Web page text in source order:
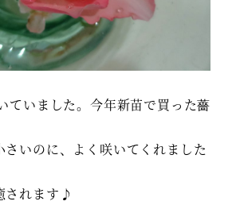
ていました。今年新苗で買った薔
さいのに、よく咲いてくれました
されます♪